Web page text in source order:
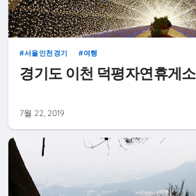
서울인천경기 여행
경기도 이천 덕평자연휴게
7월 22, 2019